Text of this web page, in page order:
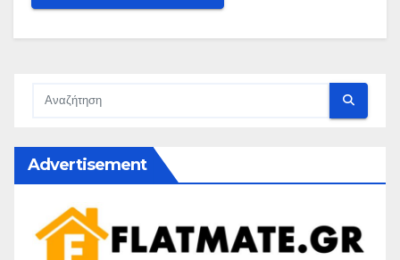
Advertisement